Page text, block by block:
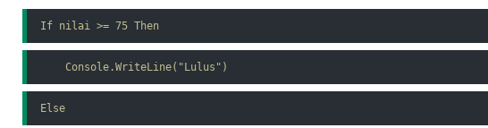
If nilai >= 75 Then
Console.WriteLine("Lulus")
Else